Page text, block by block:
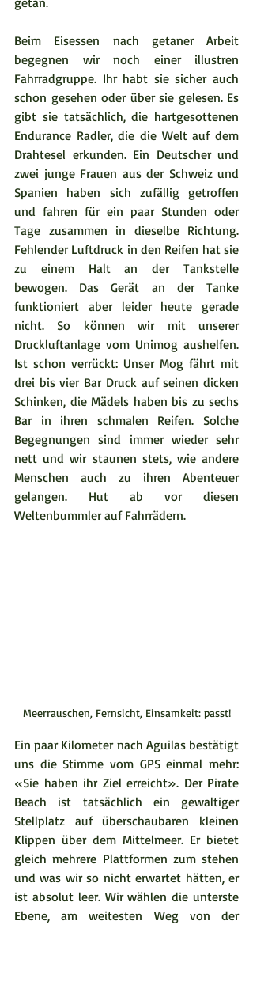
Beim Eisessen nach getaner Arbeit
begegnen wir noch einer illustren
Fahrradgruppe. Ihr habt sie sicher auch
schon gesehen oder über sie gelesen. Es
gibt sie tatsächlich, die hartgesottenen
Endurance Radler, die die Welt auf dem
Drahtesel erkunden. Ein Deutscher und
zwei junge Frauen aus der Schweiz und
Spanien haben sich zufällig getroffen
und fahren für ein paar Stunden oder
Tage zusammen in dieselbe Richtung.
Fehlender Luftdruck in den Reifen hat sie
zu einem Halt an der Tankstelle
bewogen. Das Gerät an der Tanke
funktioniert aber leider heute gerade
nicht. So können wir mit unserer
Druckluftanlage vom Unimog aushelfen.
Ist schon verrückt: Unser Mog fährt mit
drei bis vier Bar Druck auf seinen dicken
Schinken, die Mädels haben bis zu sechs
Bar in ihren schmalen Reifen. Solche
Begegnungen sind immer wieder sehr
nett und wir staunen stets, wie andere
Menschen auch zu ihren Abenteuer
gelangen. Hut ab vor diesen
Weltenbummler auf Fahrrädern.
Meerrauschen, Fernsicht, Einsamkeit: passt!
Ein paar Kilometer nach Aguilas bestätigt
uns die Stimme vom GPS einmal mehr:
«Sie haben ihr Ziel erreicht». Der Pirate
Beach ist tatsächlich ein gewaltiger
Stellplatz auf überschaubaren kleinen
Klippen über dem Mittelmeer. Er bietet
gleich mehrere Plattformen zum stehen
und was wir so nicht erwartet hätten, er
ist absolut leer. Wir wählen die unterste
Ebene, am weitesten Weg von der